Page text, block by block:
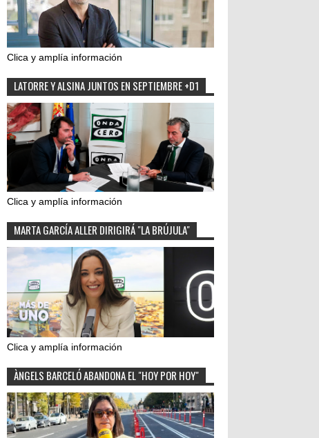
Clica y amplía información
LATORRE Y ALSINA JUNTOS EN SEPTIEMBRE +D1
Clica y amplía información
MARTA GARCÍA ALLER DIRIGIRÁ "LA BRÚJULA"
Clica y amplía información
ÀNGELS BARCELÓ ABANDONA EL "HOY POR HOY"